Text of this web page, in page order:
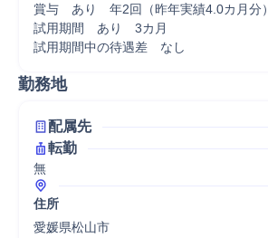
賞与　あり　年2回（昨年実績4.0カ月分）
試用期間　あり　3カ月
試用期間中の待遇差　なし
勤務地
配属先
転勤
無
住所
愛媛県松山市